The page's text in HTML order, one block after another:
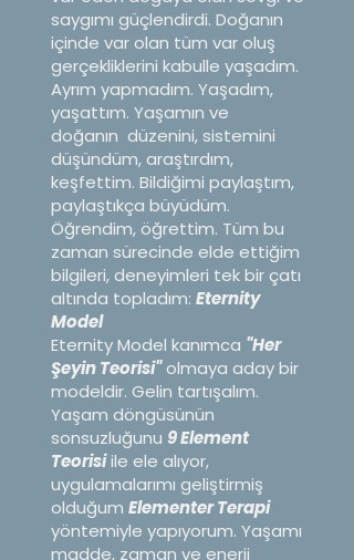
saygımı güçlendirdi. Doğanın
içinde var olan tüm var oluş
gerçekliklerini kabulle yaşadım.
Ayrım yapmadım. Yaşadım,
yaşattım. Yaşamın ve
doğanın düzenini, sistemini
düşündüm, araştırdım,
keşfettim. Bildiğimi paylaştım,
paylaştıkça büyüdüm.
Öğrendim, öğrettim. Tüm bu
zaman sürecinde elde ettiğim
bilgileri, deneyimleri tek bir çatı
altında topladım: Eternity
Model
Eternity Model kanımca "Her
Şeyin Teorisi"olmaya aday bir
modeldir. Gelin tartışalım.
Yaşam döngüsünün
sonsuzluğunu 9 Element
Teorisiile ele alıyor,
uygulamalarımı geliştirmiş
olduğum Elementer Terapi
yöntemiyle yapıyorum. Yaşamı
madde, zaman ve enerji